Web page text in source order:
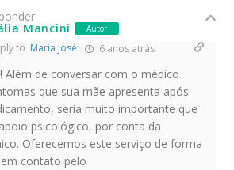
Mancini
Autor
to Maria José 6 anos atrás
Além de conversar com o médico
que sua mãe apresenta após
seria muito importante que
psicológico, por conta da
Oferecemos este serviço de forma
contato pelo